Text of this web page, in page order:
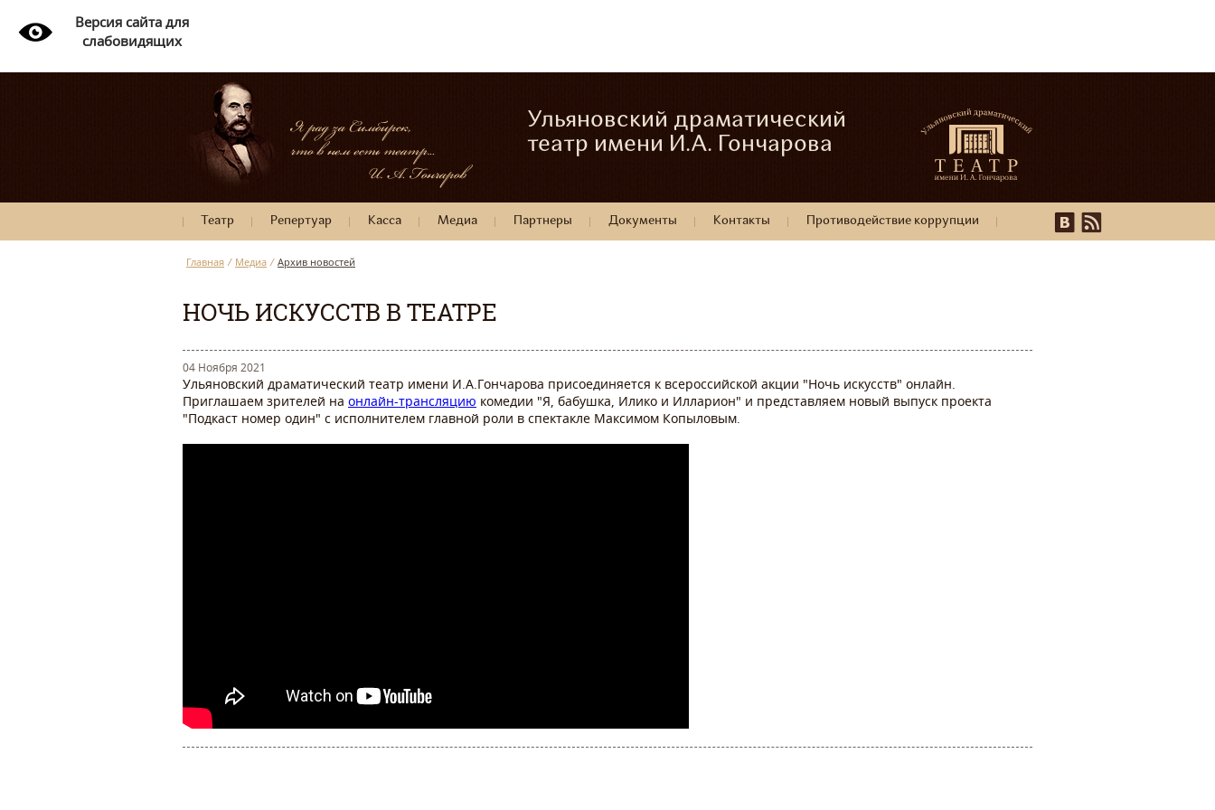
Версия сайта для
слабовидящих
Ульяновский драматический
театр имени И.А. Гончарова
Театр Репертуар Касса Медиа Партнеры Документы Контакты Противодействие коррупции
Главная / Медиа / Архив новостей
НОЧЬ ИСКУССТВ В ТЕАТРЕ
04 Ноября 2021
Ульяновский драматический театр имени И.А.Гончарова присоединяется к всероссийской акции "Ночь искусств" онлайн.
Приглашаем зрителей на онлайн-трансляцию комедии "Я, бабушка, Илико и Илларион" и представляем новый выпуск проекта
"Подкаст номер один" с исполнителем главной роли в спектакле Максимом Копыловым.